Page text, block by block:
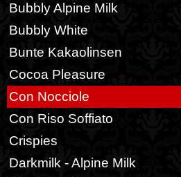
Bubbly Alpine Milk
Bubbly White
Bunte Kakaolinsen
Cocoa Pleasure
Con Nocciole
Con Riso Soffiato
Crispies
Darkmilk - Alpine Milk